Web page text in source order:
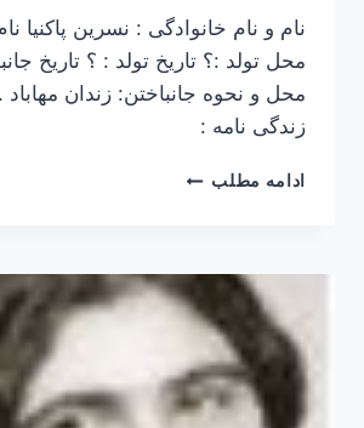
نام و نام خانوادگی : نسرین پاکنیا
محل و نحوه جانباختن: زندان مهاباد .
زندگی نامه :
ادامه مطلب نسرین